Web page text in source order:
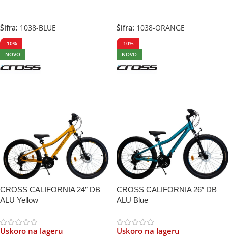
Šifra: 1038-BLUE Šifra: 1038-ORANGE
-10%
NOVO
CROSS CALIFORNIA 24″ DB
ALU Yellow
Uskoro na lageru
-10%
NOVO
CROSS CALIFORNIA 26″ DB
ALU Blue
Uskoro na lageru